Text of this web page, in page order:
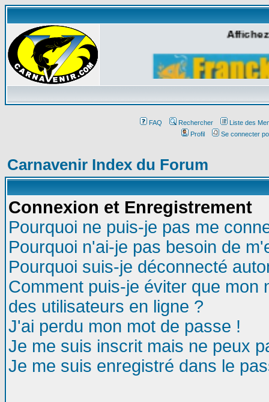
FAQ Rechercher
Liste des
Profil
Se connecter
Carnavenir Index du Forum
Connexion et Enregistrement
Pourquoi ne puis-je pas me
Pourquoi n'ai-je pas besoin de
Pourquoi suis-je déconnecté
Comment puis-je éviter que mon
des utilisateurs en ligne ?
J'ai perdu mon mot de passe !
Je me suis inscrit mais ne peux
Je me suis enregistré dans le